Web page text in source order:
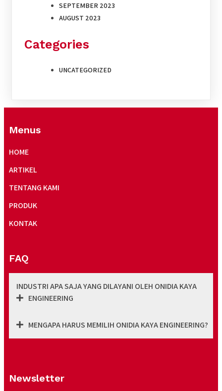
SEPTEMBER 2023
AUGUST 2023
Categories
UNCATEGORIZED
Menus
HOME
ARTIKEL
TENTANG KAMI
PRODUK
KONTAK
FAQ
INDUSTRI APA SAJA YANG DILAYANI OLEH ONIDIA KAYA
ENGINEERING
MENGAPA HARUS MEMILIH ONIDIA KAYA ENGINEERING?
Newsletter